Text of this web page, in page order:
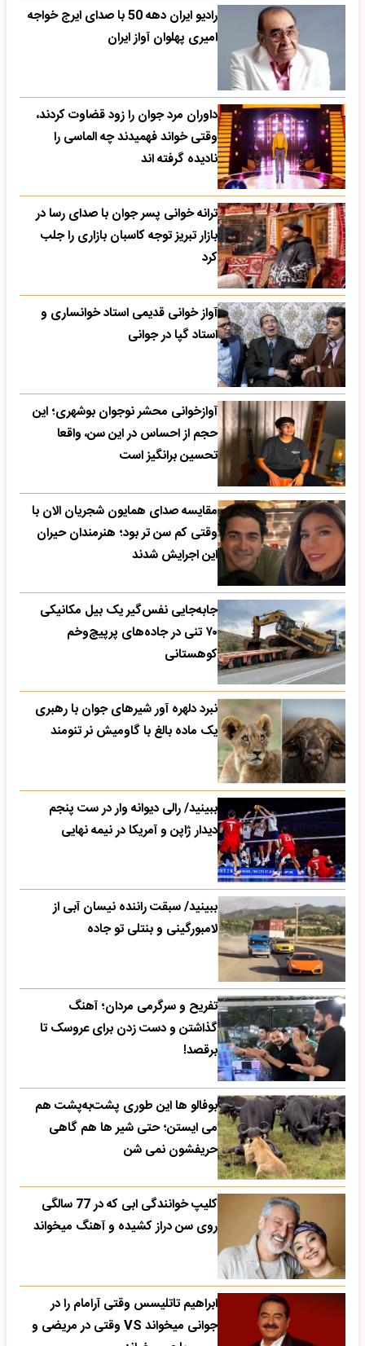
رادیو ایران دهه 50 با صدای ایرج خواجه
امیری پهلوان آواز ایران
داوران مرد جوان را زود قضاوت کردند،
وقتی خواند فهمیدند چه الماسی را
نادیده گرفته اند
ترانه خوانی پسر جوان با صدای رسا در
بازار تبریز توجه کاسبان بازاری را جلب
کرد
آواز خوانی قدیمی استاد خوانساری و
استاد گپا در جوانی
آوازخوانی محشر نوجوان بوشهری؛ این
حجم از احساس در این سن، واقعا
تحسین‌ برانگیز است
مقایسه صدای همایون شجریان الان با
وقتی کم سن تر بود؛ هنرمندان حیران
این اجرایش شدند
جابه‌جایی نفس‌گیر یک بیل مکانیکی
۷۰ تنی در جاده‌های پرپیچ‌وخم
کوهستانی
نبرد دلهره آور شیرهای جوان با رهبری
یک ماده بالغ با گاومیش نر تنومند
ببینید/ رالی دیوانه وار در ست پنجم
دیدار ژاپن و آمریکا در نیمه نهایی
ببینید/ سبقت راننده نیسان آبی از
لامبورگینی و بنتلی تو جاده
تفریح و سرگرمی مردان؛ آهنگ
گذاشتن و دست زدن برای عروسک تا
برقصد!
بوفالو ها این‌ طوری پشت‌به‌پشت هم
می‌ ایستن؛ حتی شیر ها هم گاهی
حریفشون نمی‌ شن
کلیپ خوانندگی ابی که در 77 سالگی
روی سن دراز کشیده و آهنگ میخواند
ابراهیم تاتلیسس وقتی آرامام را در
جوانی میخواند VS وقتی در مریضی و